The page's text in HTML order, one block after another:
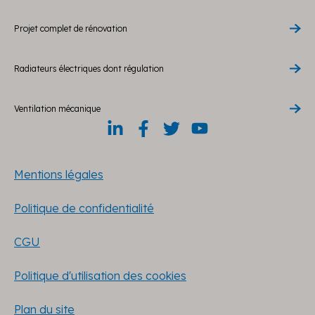
Projet complet de rénovation
Radiateurs électriques dont régulation
Ventilation mécanique
Mentions légales
Politique de confidentialité
CGU
Politique d'utilisation des cookies
Plan du site